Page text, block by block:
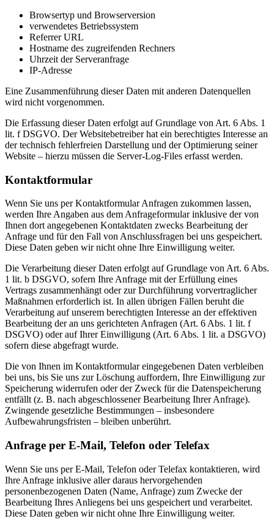
Browsertyp und Browserversion
verwendetes Betriebssystem
Referrer URL
Hostname des zugreifenden Rechners
Uhrzeit der Serveranfrage
IP-Adresse
Eine Zusammenführung dieser Daten mit anderen Datenquellen
wird nicht vorgenommen.
Die Erfassung dieser Daten erfolgt auf Grundlage von Art. 6 Abs. 1
lit. f DSGVO. Der Websitebetreiber hat ein berechtigtes Interesse an
der technisch fehlerfreien Darstellung und der Optimierung seiner
Website – hierzu müssen die Server-Log-Files erfasst werden.
Kontaktformular
Wenn Sie uns per Kontaktformular Anfragen zukommen lassen,
werden Ihre Angaben aus dem Anfrageformular inklusive der von
Ihnen dort angegebenen Kontaktdaten zwecks Bearbeitung der
Anfrage und für den Fall von Anschlussfragen bei uns gespeichert.
Diese Daten geben wir nicht ohne Ihre Einwilligung weiter.
Die Verarbeitung dieser Daten erfolgt auf Grundlage von Art. 6 Abs.
1 lit. b DSGVO, sofern Ihre Anfrage mit der Erfüllung eines
Vertrags zusammenhängt oder zur Durchführung vorvertraglicher
Maßnahmen erforderlich ist. In allen übrigen Fällen beruht die
Verarbeitung auf unserem berechtigten Interesse an der effektiven
Bearbeitung der an uns gerichteten Anfragen (Art. 6 Abs. 1 lit. f
DSGVO) oder auf Ihrer Einwilligung (Art. 6 Abs. 1 lit. a DSGVO)
sofern diese abgefragt wurde.
Die von Ihnen im Kontaktformular eingegebenen Daten verbleiben
bei uns, bis Sie uns zur Löschung auffordern, Ihre Einwilligung zur
Speicherung widerrufen oder der Zweck für die Datenspeicherung
entfällt (z. B. nach abgeschlossener Bearbeitung Ihrer Anfrage).
Zwingende gesetzliche Bestimmungen – insbesondere
Aufbewahrungsfristen – bleiben unberührt.
Anfrage per E-Mail, Telefon oder Telefax
Wenn Sie uns per E-Mail, Telefon oder Telefax kontaktieren, wird
Ihre Anfrage inklusive aller daraus hervorgehenden
personenbezogenen Daten (Name, Anfrage) zum Zwecke der
Bearbeitung Ihres Anliegens bei uns gespeichert und verarbeitet.
Diese Daten geben wir nicht ohne Ihre Einwilligung weiter.